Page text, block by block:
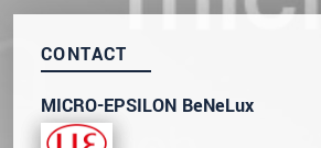
CONTACT
MICRO-EPSILON BeNeLux